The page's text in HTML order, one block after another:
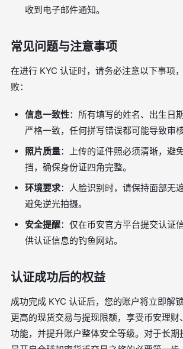
收到电子邮件通知。
常见问题与注意事项
在进行 KYC 认证时，请务必注意以下事项
败：
信息一致性：所有填写的姓名、出生日
严格一致，任何拼写错误都可能导致审核
照片质量：上传的证件照必须清晰，避
挡，确保身份证四角完整。
环境要求：人脸识别时，请保持面部无
避免逆光拍摄。
安全提醒：仅在币安官方平台提交认证
供认证信息的钓鱼网站。
认证成功后的权益
成功完成 KYC 认证后，您的账户将立即解
更高的现货交易与提现限额，享受币安理财
功能，并提升账户整体安全等级。对于长期